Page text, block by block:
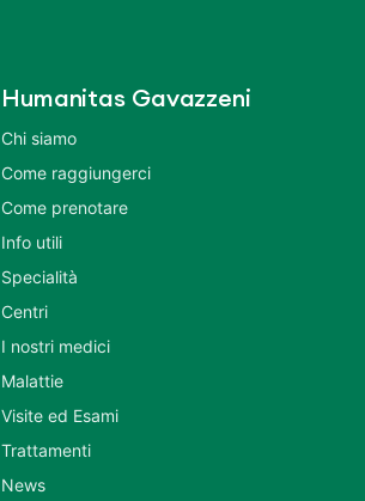
Humanitas Gavazzeni
Chi siamo
Come raggiungerci
Come prenotare
Info utili
Specialità
Centri
I nostri medici
Malattie
Visite ed Esami
Trattamenti
News